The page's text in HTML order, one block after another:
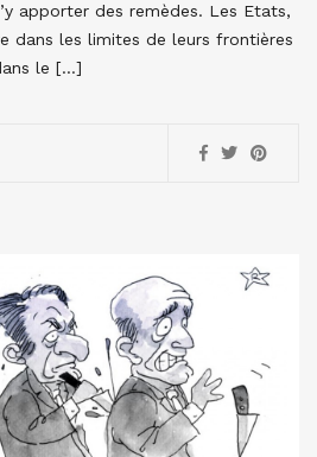
apporter des remèdes. Les Etats,
dans les limites de leurs frontières
le […]